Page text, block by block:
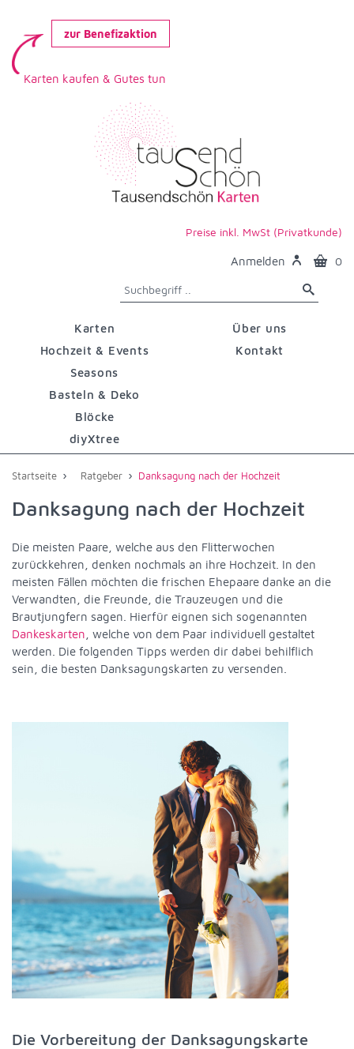
zur Benefizaktion
Karten kaufen & Gutes tun
Preise inkl. MwSt (Privatkunde)
Anmelden 0
Karten
Hochzeit & Events
Seasons
Basteln & Deko
Blöcke
diyXtree
Über uns
Kontakt
Startseite › Ratgeber › Danksagung nach der Hochzeit
Danksagung nach der Hochzeit
Die meisten Paare, welche aus den Flitterwochen
zurückkehren, denken nochmals an ihre Hochzeit. In den
meisten Fällen möchten die frischen Ehepaare danke an die
Verwandten, die Freunde, die Trauzeugen und die
Brautjungfern sagen. Hierfür eignen sich sogenannten
Dankeskarten , welche von dem Paar individuell gestaltet
werden. Die folgenden Tipps werden dir dabei behilflich
sein, die besten Danksagungskarten zu versenden.
Die Vorbereitung der Danksagungskarte